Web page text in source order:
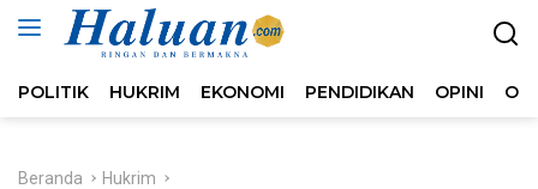
Langsung
POLITIK HUKRIM EKONOMI PENDIDIKAN OPINI
Beranda Hukrim